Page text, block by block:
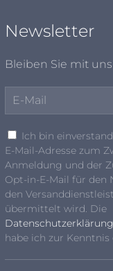
Newsletter
Bleiben Sie mit
Ich bin
E-Mail-Adresse zum
Anmeldung und der
Opt-in-E-Mail für den
den
übermittelt wird. Die
Datenschutzerklärung
habe ich zur